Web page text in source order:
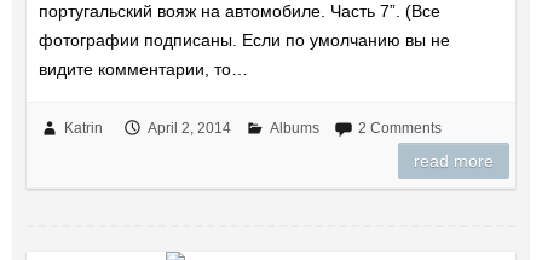
португальский вояж на автомобиле. Часть 7”. (Все
фотографии подписаны. Если по умолчанию вы не
видите комментарии, то…
Katrin April 2, 2014 Albums 2 Comments
read more